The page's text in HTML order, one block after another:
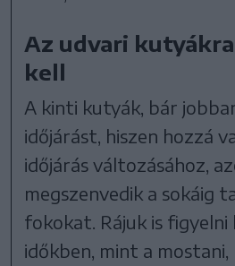
Az udvari
kell
A kinti kutyák, bár
időjárást, hiszen hozzá
időjárás változásához,
megszenvedik a sokáig
fokokat. Rájuk is figyelni
időkben, mint a